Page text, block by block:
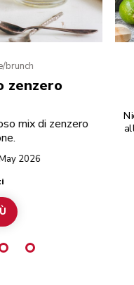
brunch
zenzero
mix di zenzero
2026